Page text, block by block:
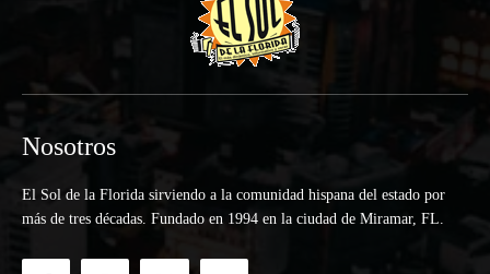
Nosotros
El Sol de la Florida sirviendo a la comunidad hispana del estado por
más de tres décadas. Fundado en 1994 en la ciudad de Miramar, FL.